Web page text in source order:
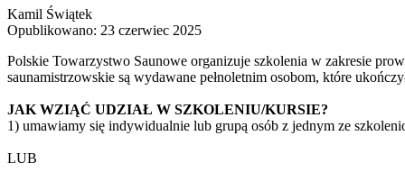
Kamil Świątek
Opublikowano: 23 czerwiec 2025
Polskie Towarzystwo Saunowe organizuje szkolenia w zakresie
saunamistrzowskie są wydawane pełnoletnim osobom, które
JAK WZIĄĆ UDZIAŁ W SZKOLENIU/KURSIE?
1) umawiamy się indywidualnie lub grupą osób z jednym ze
LUB